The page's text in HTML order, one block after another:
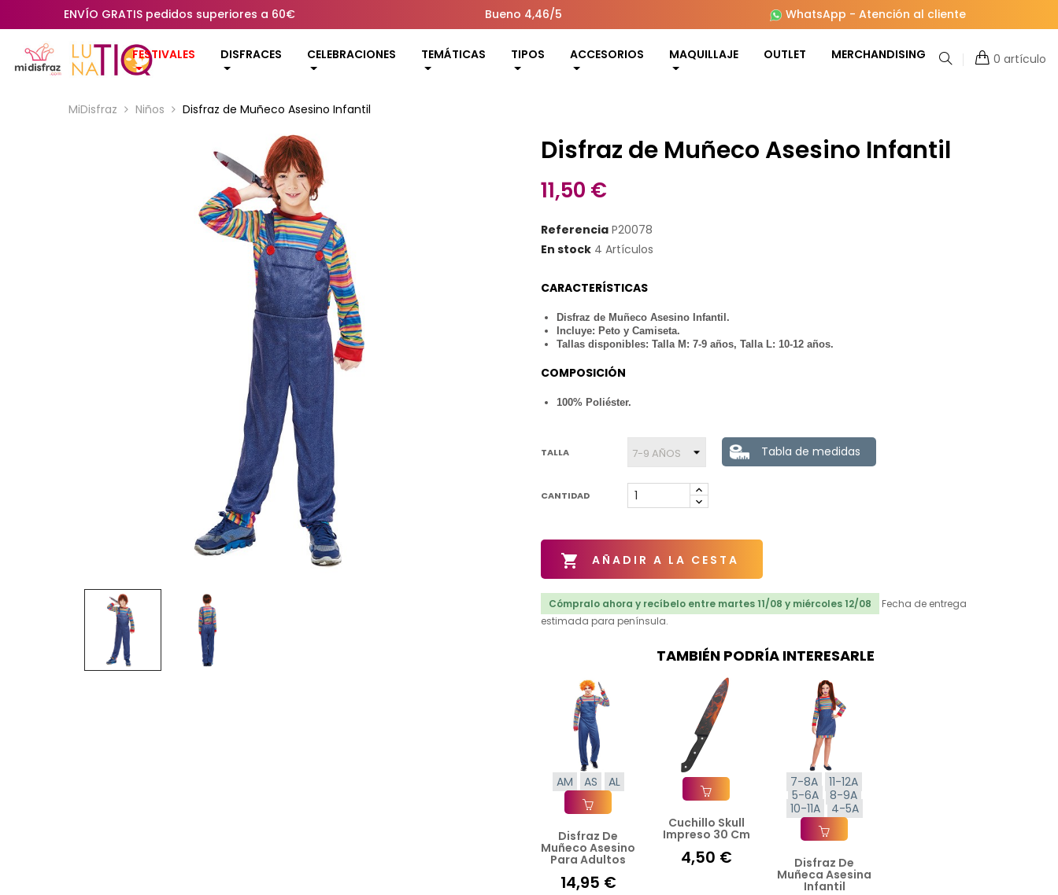
ENVÍO GRATIS pedidos superiores a 60€ Bueno 4,46/5 WhatsApp - Atención al cliente
FESTIVALES DISFRACES CELEBRACIONES TEMÁTICAS TIPOS ACCESORIOS MAQUILLAJE OUTLET MERCHANDISING 0 artículo
MiDisfraz Niños Disfraz de Muñeco Asesino Infantil
Disfraz de Muñeco Asesino Infantil
11,50 €
Referencia P20078
En stock 4 Artículos
CARACTERÍSTICAS
Disfraz de Muñeco Asesino Infantil.
Incluye: Peto y Camiseta.
Tallas disponibles: Talla M: 7-9 años, Talla L: 10-12 años.
COMPOSICIÓN
100% Poliéster.
TALLA Tabla de medidas
CANTIDAD
 AÑADIR A LA CESTA
Cómpralo ahora y recíbelo entre martes 11/08 y miércoles 12/08
Fecha de entrega
estimada para península.
TAMBIÉN PODRÍA INTERESARLE
AM AS AL
Añadir A La Cesta
Disfraz De
Muñeco Asesino
Para Adultos
14,95 €
Añadir A La Cesta
Cuchillo Skull
Impreso 30 Cm
4,50 €
7-8A
11-12A
5-6A
8-9A
10-11A
4-5A
Añadir A La Cesta
Disfraz De
Muñeca Asesina
Infantil